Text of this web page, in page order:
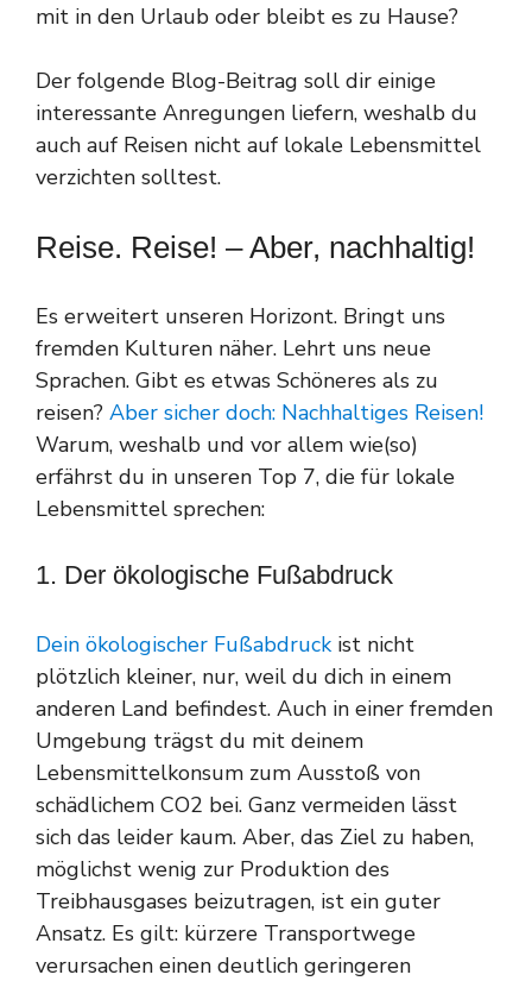
mit in den Urlaub oder bleibt es zu Hause?
Der folgende Blog-Beitrag soll dir einige
interessante Anregungen liefern, weshalb du
auch auf Reisen nicht auf lokale Lebensmittel
verzichten solltest.
Reise. Reise! – Aber, nachhaltig!
Es erweitert unseren Horizont. Bringt uns
fremden Kulturen näher. Lehrt uns neue
Sprachen. Gibt es etwas Schöneres als zu
reisen? Aber sicher doch: Nachhaltiges Reisen!
Warum, weshalb und vor allem wie(so)
erfährst du in unseren Top 7, die für lokale
Lebensmittel sprechen:
1. Der ökologische Fußabdruck
Dein ökologischer Fußabdruckist nicht
plötzlich kleiner, nur, weil du dich in einem
anderen Land befindest. Auch in einer fremden
Umgebung trägst du mit deinem
Lebensmittelkonsum zum Ausstoß von
schädlichem CO2 bei. Ganz vermeiden lässt
sich das leider kaum. Aber, das Ziel zu haben,
möglichst wenig zur Produktion des
Treibhausgases beizutragen, ist ein guter
Ansatz. Es gilt: kürzere Transportwege
verursachen einen deutlich geringeren